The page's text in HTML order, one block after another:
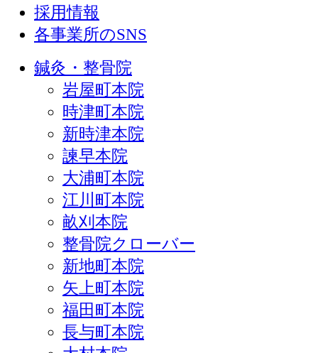
採用情報
各事業所のSNS
鍼灸・整骨院
岩屋町本院
時津町本院
新時津本院
諫早本院
大浦町本院
江川町本院
畝刈本院
整骨院クローバー
新地町本院
矢上町本院
福田町本院
長与町本院